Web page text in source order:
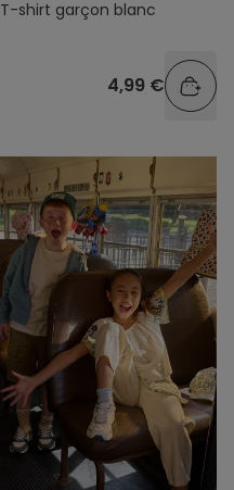
T-shirt garçon blanc
4,99 €